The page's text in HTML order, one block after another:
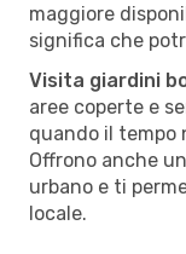
maggiore
significa che
Visita giardini
aree coperte e
quando il tempo
Offrono anche
urbano e ti
locale.